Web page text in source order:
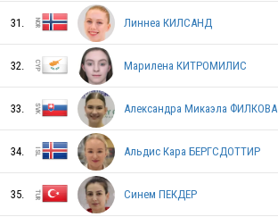
SWE
AUT
ITA
31. Линнеа КИЛСАНД
32. Марилена КИТРОМИЛИС
33. Александра Микаэла ФИЛКОВА
34. Альдис Кара БЕРГСДОТТИР
35. Синем ПЕКДЕР